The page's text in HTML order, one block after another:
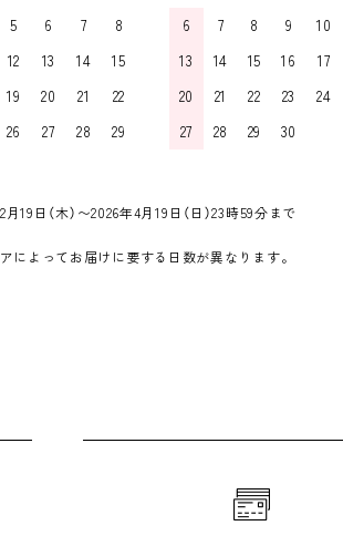
5 6 7
8
12 13 14
15
19 20 21
22
26 27 28
29
6
7 8 9 10
13
14 15 16 17
20
21 22 23 24
27
28 29 30
19日（木）〜2026年4月19日（日）23時59分まで
によってお届けに要する日数が異なります。